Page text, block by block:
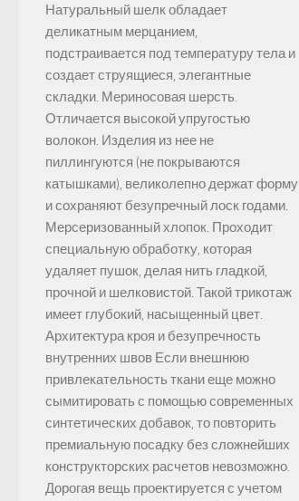
Натуральный шелк обладает
деликатным мерцанием,
подстраивается под температуру тела и
создает струящиеся, элегантные
складки. Мериносовая шерсть.
Отличается высокой упругостью
волокон. Изделия из нее не
пиллингуются (не покрываются
катышками), великолепно держат форму
и сохраняют безупречный лоск годами.
Мерсеризованный хлопок. Проходит
специальную обработку, которая
удаляет пушок, делая нить гладкой,
прочной и шелковистой. Такой трикотаж
имеет глубокий, насыщенный цвет.
Архитектура кроя и безупречность
внутренних швов Если внешнюю
привлекательность ткани еще можно
сымитировать с помощью современных
синтетических добавок, то повторить
премиальную посадку без сложнейших
конструкторских расчетов невозможно.
Дорогая вещь проектируется с учетом